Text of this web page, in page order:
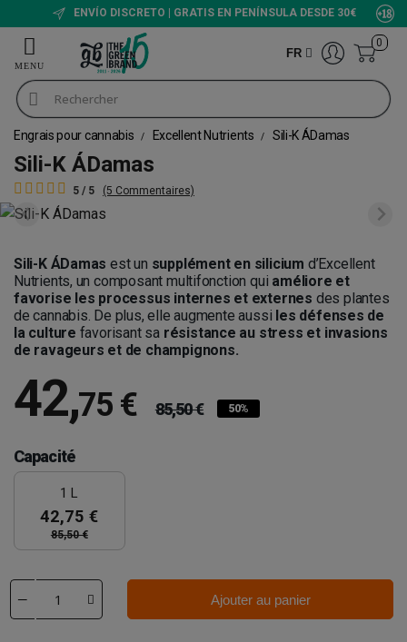
ENVÍO DISCRETO | GRATIS EN PENÍNSULA DESDE 30€
FR
0
Engrais pour cannabis Excellent Nutrients Sili-K ÁDamas
Sili-K ÁDamas
5 / 5 (5 Commentaires)
Sili-K ÁDamas est un supplément en silicium d’Excellent
Nutrients, un composant multifonction qui améliore et
favorise les processus internes et externes des plantes
de cannabis. De plus, elle augmente aussi les défenses de
la culture favorisant sa résistance au stress et invasions
de ravageurs et de champignons.
42,75 € 85,50 € 50%
Capacité
1 L
42,75 €
85,50 €
Ajouter au panier